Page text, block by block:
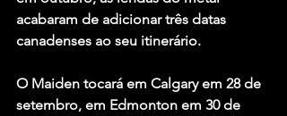
acabaram de adicionar três datas
canadenses ao seu itinerário.
O Maiden tocará em Calgary em 28 de
setembro, em Edmonton em 30 de